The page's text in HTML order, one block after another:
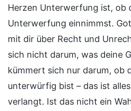
Herzen Unterwerfung ist, ob
Unterwerfung einnimmst.
mit dir über Recht und
sich nicht darum, was deine
kümmert sich nur darum, ob
unterwürfig bist – das ist
verlangt. Ist das nicht ein